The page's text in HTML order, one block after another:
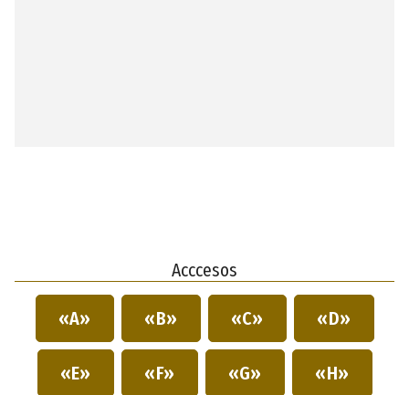
Acccesos
«A» «B» «C» «D»
«E» «F» «G» «H»